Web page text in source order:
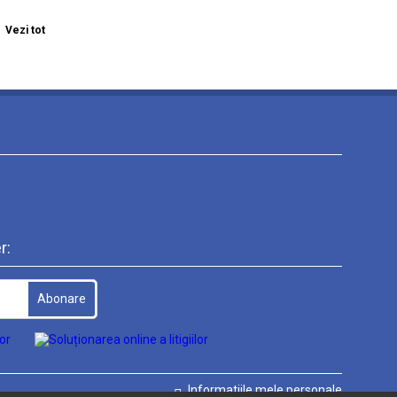
Vezi tot
Informatiile mele personale